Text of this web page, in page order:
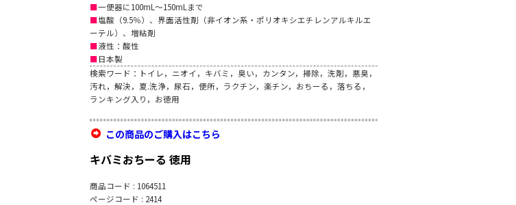
■一便器に100mL～150mLまで
■塩酸（9.5％）、界面活性剤（非イオン系・ポリオキシエチレンアルキルエ
ーテル）、増粘剤
■液性：酸性
■日本製
検索ワード：トイレ，ニオイ，キバミ，臭い，カンタン，掃除，洗剤，悪臭，
汚れ，解決，夏.洗浄，尿石，便所，ラクチン，楽チン，おちーる，落ちる，
ランキング入り，お徳用
この商品のご購入はこちら
キバミおちーる 徳用
商品コード : 1064511
ページコード : 2414